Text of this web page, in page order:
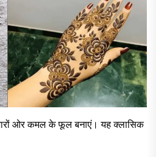
ओर कमल के फूल बनाएं। यह क्लासिक